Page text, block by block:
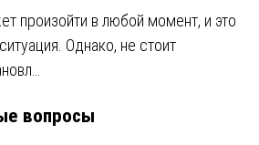
произойти в любой момент, и это
Однако, не стоит
вопросы